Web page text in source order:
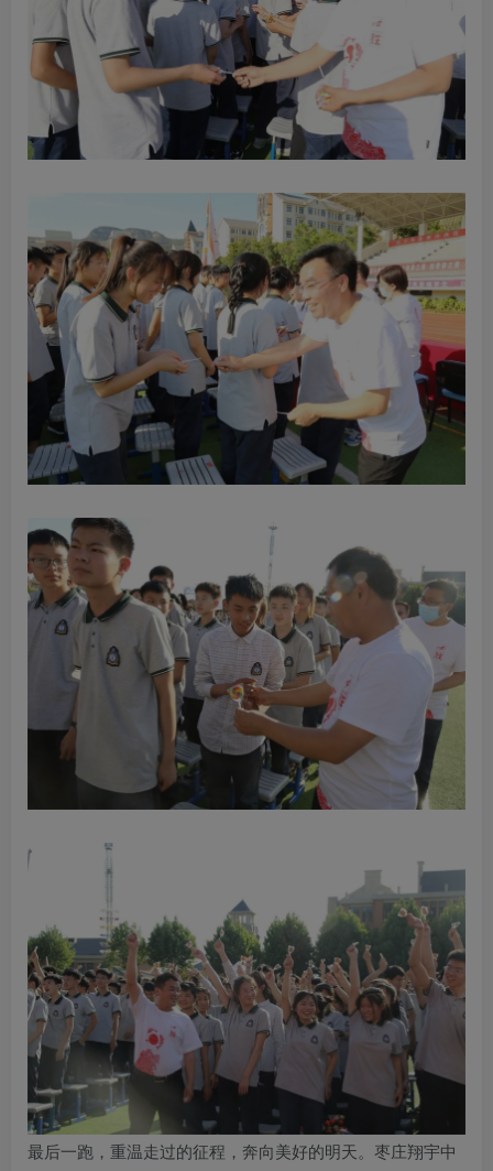
最后一跑，重温走过的征程，奔向美好的明天。枣庄翔宇中